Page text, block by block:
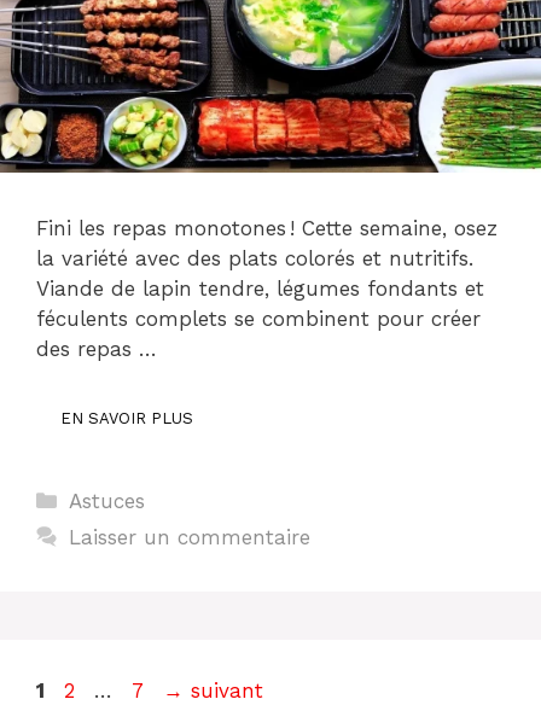
Fini les repas monotones ! Cette semaine, osez
la variété avec des plats colorés et nutritifs.
Viande de lapin tendre, légumes fondants et
féculents complets se combinent pour créer
des repas …
EN SAVOIR PLUS
Catégories
Astuces
Laisser un commentaire
Page
1 Page
2 … Page
7 → suivant